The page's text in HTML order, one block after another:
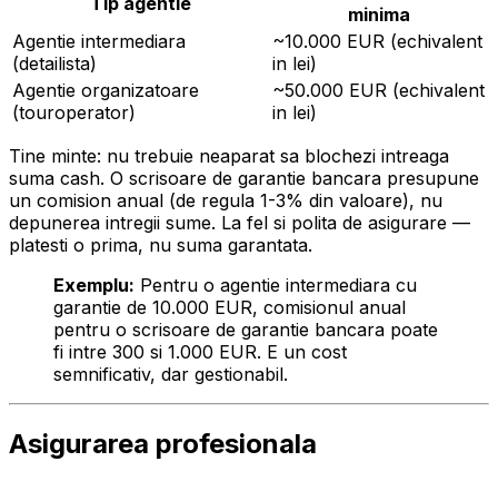
minima
Agentie intermediara
(detailista)
~10.000 EUR (echivalent
in lei)
Agentie organizatoare
(touroperator)
~50.000 EUR (echivalent
in lei)
Tine minte: nu trebuie neaparat sa blochezi intreaga
suma cash. O scrisoare de garantie bancara presupune
un comision anual (de regula 1-3% din valoare), nu
depunerea intregii sume. La fel si polita de asigurare —
platesti o prima, nu suma garantata.
Exemplu: Pentru o agentie intermediara cu
garantie de 10.000 EUR, comisionul anual
pentru o scrisoare de garantie bancara poate
fi intre 300 si 1.000 EUR. E un cost
semnificativ, dar gestionabil.
Asigurarea profesionala